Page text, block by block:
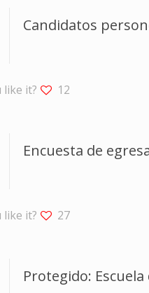
Candidatos
like it? 12
Encuesta de
like it? 27
Protegido: